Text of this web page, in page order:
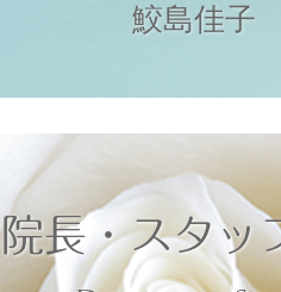
鮫島佳子
院長・スタッ